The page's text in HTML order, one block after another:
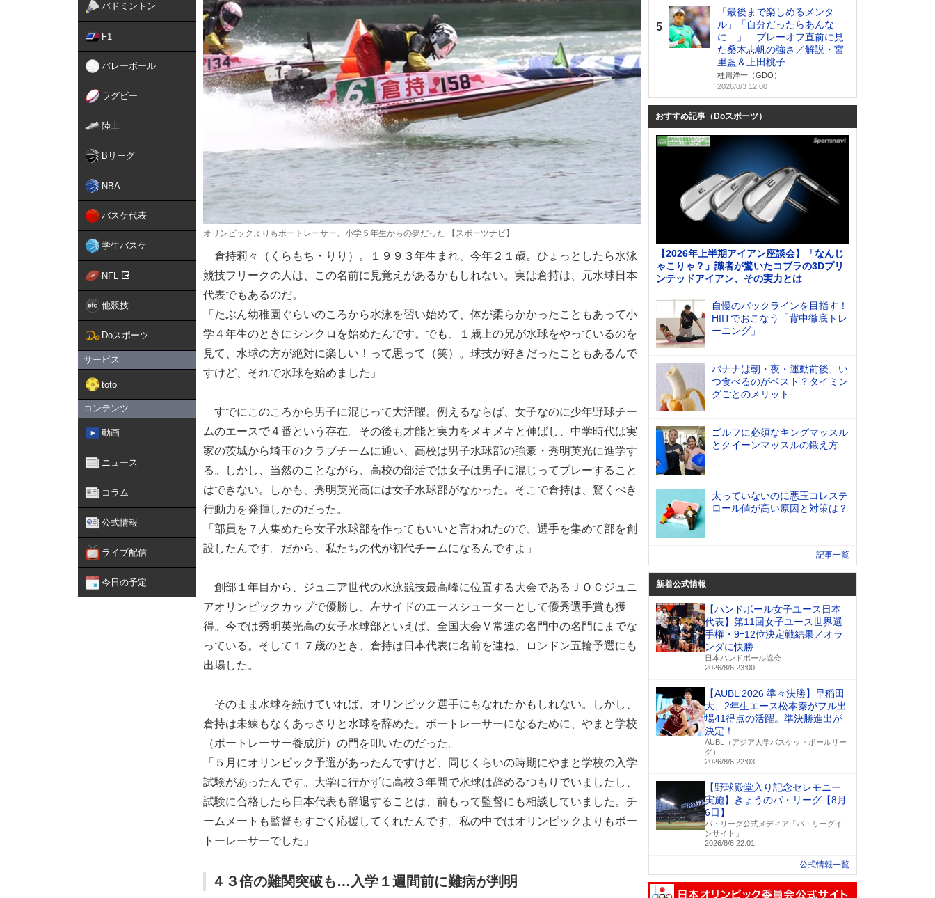
バドミントン
F1
バレーボール
ラグビー
陸上
Bリーグ
NBA
バスケ代表
学生バスケ
NFL
他競技
Doスポーツ
サービス
toto
コンテンツ
動画
ニュース
コラム
公式情報
ライブ配信
今日の予定
オリンピックよりもボートレーサー、小学５年生からの夢だった 【スポーツナビ】
倉持莉々（くらもち・りり）。１９９３年生まれ、今年２１歳。ひょっとしたら水泳
競技フリークの人は、この名前に見覚えがあるかもしれない。実は倉持は、元水球日本
代表でもあるのだ。
「たぶん幼稚園ぐらいのころから水泳を習い始めて、体が柔らかかったこともあって小
学４年生のときにシンクロを始めたんです。でも、１歳上の兄が水球をやっているのを
見て、水球の方が絶対に楽しい！って思って（笑）。球技が好きだったこともあるんで
すけど、それで水球を始めました」
すでにこのころから男子に混じって大活躍。例えるならば、女子なのに少年野球チー
ムのエースで４番という存在。その後も才能と実力をメキメキと伸ばし、中学時代は実
家の茨城から埼玉のクラブチームに通い、高校は男子水球部の強豪・秀明英光に進学す
る。しかし、当然のことながら、高校の部活では女子は男子に混じってプレーすること
はできない。しかも、秀明英光高には女子水球部がなかった。そこで倉持は、驚くべき
行動力を発揮したのだった。
「部員を７人集めたら女子水球部を作ってもいいと言われたので、選手を集めて部を創
設したんです。だから、私たちの代が初代チームになるんですよ」
創部１年目から、ジュニア世代の水泳競技最高峰に位置する大会であるＪＯＣジュニ
アオリンピックカップで優勝し、左サイドのエースシューターとして優秀選手賞も獲
得。今では秀明英光高の女子水球部といえば、全国大会Ｖ常連の名門中の名門にまでな
っている。そして１７歳のとき、倉持は日本代表に名前を連ね、ロンドン五輪予選にも
出場した。
そのまま水球を続けていれば、オリンピック選手にもなれたかもしれない。しかし、
倉持は未練もなくあっさりと水球を辞めた。ボートレーサーになるために、やまと学校
（ボートレーサー養成所）の門を叩いたのだった。
「５月にオリンピック予選があったんですけど、同じくらいの時期にやまと学校の入学
試験があったんです。大学に行かずに高校３年間で水球は辞めるつもりでいましたし、
試験に合格したら日本代表も辞退することは、前もって監督にも相談していました。チ
ームメートも監督もすごく応援してくれたんです。私の中ではオリンピックよりもボー
トーレーサーでした」
４３倍の難関突破も…入学１週間前に難病が判明
5
「最後まで楽しめるメンタ
ル」「自分だったらあんな
に…」 プレーオフ直前に見
た桑木志帆の強さ／解説・宮
里藍＆上田桃子
桂川洋一（GDO）
2026/8/3 12:00
おすすめ記事（Doスポーツ）
【2026年上半期アイアン座談会】「なんじ
ゃこりゃ？」識者が驚いたコブラの3Dプリ
ンテッドアイアン、その実力とは
自慢のバックラインを目指す！
HIITでおこなう「背中徹底トレ
ーニング」
バナナは朝・夜・運動前後、い
つ食べるのがベスト？タイミン
グごとのメリット
ゴルフに必須なキングマッスル
とクイーンマッスルの鍛え方
太っていないのに悪玉コレステ
ロール値が高い原因と対策は？
記事一覧
新着公式情報
【ハンドボール女子ユース日本
代表】第11回女子ユース世界選
手権・9ｰ12位決定戦結果／オラ
ンダに快勝
日本ハンドボール協会
2026/8/6 23:00
【AUBL 2026 準々決勝】早稲田
大、2年生エース松本秦がフル出
場41得点の活躍。準決勝進出が
決定！
AUBL（アジア大学バスケットボールリー
グ）
2026/8/6 22:03
【野球殿堂入り記念セレモニー
実施】きょうのパ・リーグ【8月
6日】
パ・リーグ公式メディア「パ・リーグイ
ンサイト」
2026/8/6 22:01
公式情報一覧